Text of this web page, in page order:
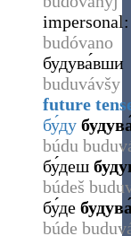
budóvano
будува́вши
buduvávšy
future
бу́ду
búdu
бу́деш
búdeš
бу́де
búde